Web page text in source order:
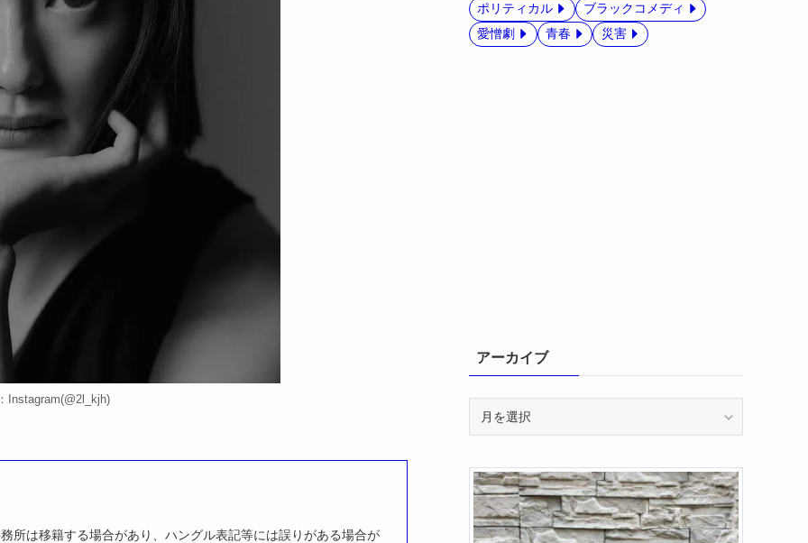
Instagram(@2l_kjh)
所は移籍する場合があり、ハングル表記等には誤りがある場合が
ポリティカル
ブラックコメディ
愛憎劇
青春 災害
アーカイブ
イ
ブ